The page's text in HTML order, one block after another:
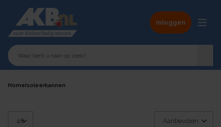
Inloggen
HomeIsoleerkannen